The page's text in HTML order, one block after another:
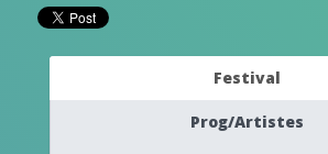
Festival
Prog/Artistes